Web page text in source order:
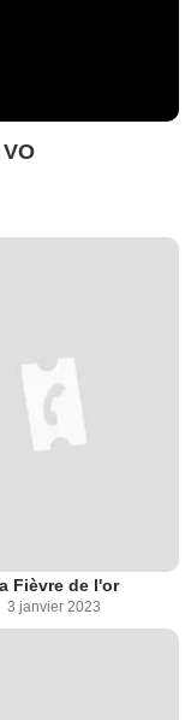
Fièvre de l'or
3 janvier 2023